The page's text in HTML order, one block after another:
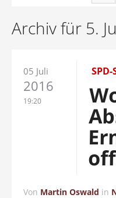
Archiv für 5.
05 Juli
2016
19:20
Von Martin Oswald in